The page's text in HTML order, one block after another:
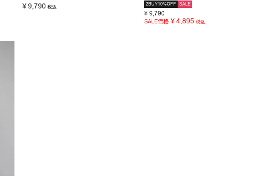
¥ 9,790 税込 2BUY10%OFF SALE
¥ 9,790
SALE価格 ¥ 4,895 税込